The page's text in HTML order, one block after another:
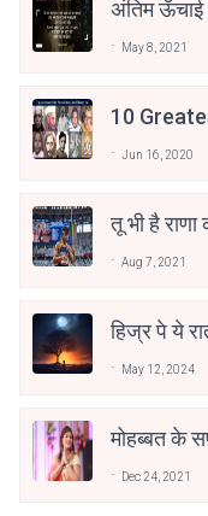
अंतिम
May 8, 2021
10
Jun 16, 2020
तू भी है
Aug 7, 2021
हिज्र पे ये
May 12, 2024
मोहब्बत के
Dec 24, 2021